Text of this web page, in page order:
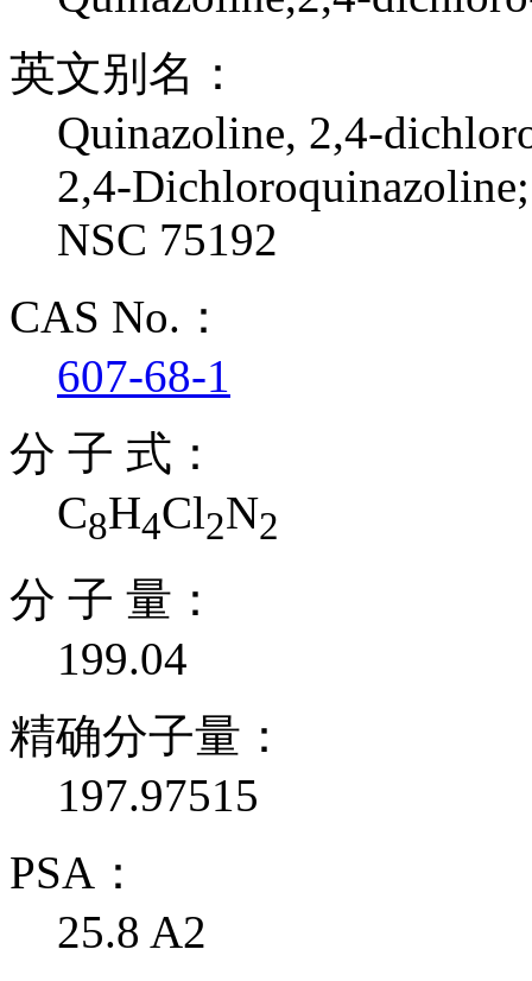
英文别名：
Quinazoline, 2,4-
2,4-Dichloroquinazoline;
NSC 75192
CAS No.：
607-68-1
分 子 式：
C8H4Cl2N2
分 子 量：
199.04
精确分子量：
197.97515
PSA：
25.8 A2